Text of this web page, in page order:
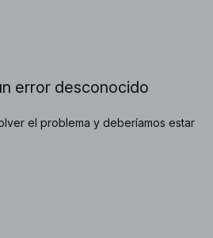
error desconocido
el problema y deberíamos estar